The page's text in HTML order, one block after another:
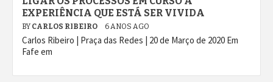
EXPERIÊNCIA QUE ESTÁ SER VIVIDA
BY CARLOS RIBEIRO 6 ANOS AGO
Carlos Ribeiro | Praça das Redes | 20 de Março de 2020 Em
Fafe em